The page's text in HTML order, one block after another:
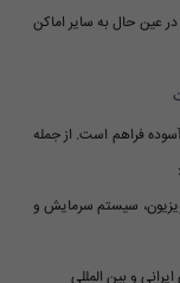
عین حال به سایر اماکن
فراهم است. از جمله
سیستم سرمایش و
و بین المللی